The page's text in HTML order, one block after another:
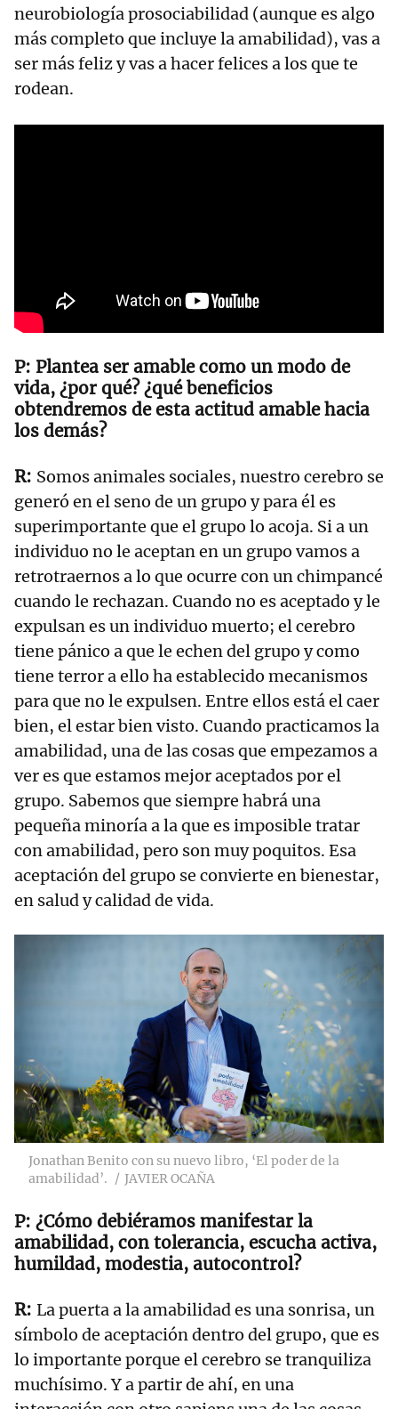
neurobiología prosociabilidad (aunque es algo
más completo que incluye la amabilidad), vas a
ser más feliz y vas a hacer felices a los que te
rodean.
Plantea ser amable como un modo de
vida, ¿por qué? ¿qué beneficios
obtendremos de esta actitud amable hacia
los demás?
Somos animales sociales, nuestro cerebro se
generó en el seno de un grupo y para él es
superimportante que el grupo lo acoja. Si a un
individuo no le aceptan en un grupo vamos a
retrotraernos a lo que ocurre con un chimpancé
cuando le rechazan. Cuando no es aceptado y le
expulsan es un individuo muerto; el cerebro
tiene pánico a que le echen del grupo y como
tiene terror a ello ha establecido mecanismos
para que no le expulsen. Entre ellos está el caer
bien, el estar bien visto. Cuando practicamos la
amabilidad, una de las cosas que empezamos a
ver es que estamos mejor aceptados por el
grupo. Sabemos que siempre habrá una
pequeña minoría a la que es imposible tratar
con amabilidad, pero son muy poquitos. Esa
aceptación del grupo se convierte en bienestar,
en salud y calidad de vida.
Jonathan Benito con su nuevo libro, ‘El poder de la
amabilidad’.
JAVIER OCAÑA
¿Cómo debiéramos manifestar la
amabilidad, con tolerancia, escucha activa,
humildad, modestia, autocontrol?
La puerta a la amabilidad es una sonrisa, un
símbolo de aceptación dentro del grupo, que es
lo importante porque el cerebro se tranquiliza
muchísimo. Y a partir de ahí, en una